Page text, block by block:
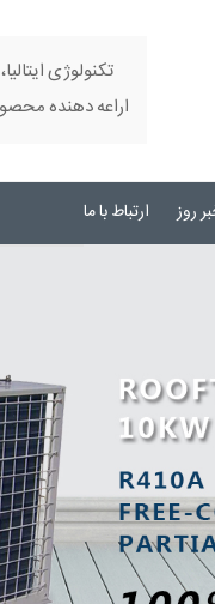
تکنولوژی
اراعه دهنده
روز ارتباط با ما